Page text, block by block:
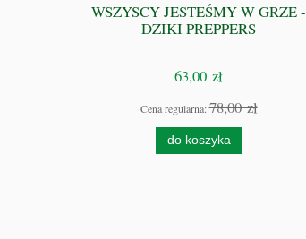
WSZYSCY JESTEŚMY W GRZE -
DZIKI PREPPERS
63,00 zł
Cena regularna:78,00 zł
do koszyka